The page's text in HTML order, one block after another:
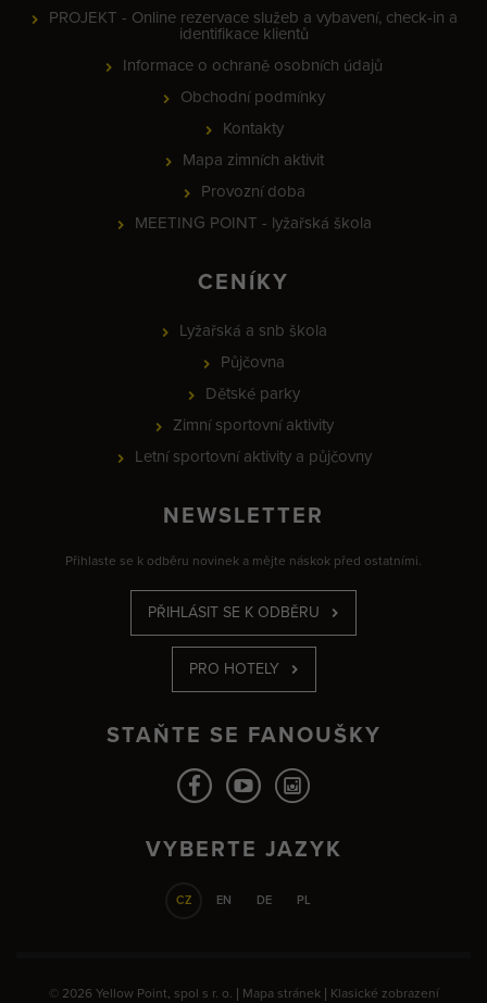
PROJEKT - Online rezervace služeb a vybavení, check-in a
identifikace klientů
Informace o ochraně osobních údajů
Obchodní podmínky
Kontakty
Mapa zimních aktivit
Provozní doba
MEETING POINT - lyžařská škola
CENÍKY
Lyžařská a snb škola
Půjčovna
Dětské parky
Zimní sportovní aktivity
Letní sportovní aktivity a půjčovny
NEWSLETTER
Přihlaste se k odběru novinek a mějte náskok před ostatními.
PŘIHLÁSIT SE K ODBĚRU
PRO HOTELY
STAŇTE SE FANOUŠKY
VYBERTE JAZYK
CZ EN DE PL
© 2026 Yellow Point, spol s r. o. | Mapa stránek| Klasické zobrazení